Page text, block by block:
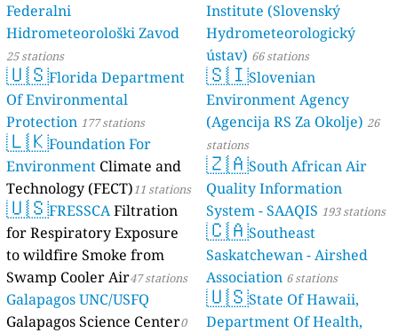
Federalni
Hidrometeorološki Zavod
25 stations
🇺🇸Florida Department
Of Environmental
Protection 177 stations
🇱🇰Foundation For
Environment Climate and
Technology (FECT)11 stations
🇺🇸FRESSCAFiltration
for Respiratory Exposure
to wildfire Smoke from
Swamp Cooler Air47 stations
Galapagos UNC/USFQ
Galapagos Science Center0
Institute (Slovenský
Hydrometeorologický
ústav) 66 stations
🇸🇮Slovenian
Environment Agency
(Agencija RS Za Okolje) 26
stations
🇿🇦South African Air
Quality Information
System - SAAQIS 193 stations
🇨🇦Southeast
Saskatchewan - Airshed
Association 6 stations
🇺🇸State Of Hawaii,
Department Of Health,